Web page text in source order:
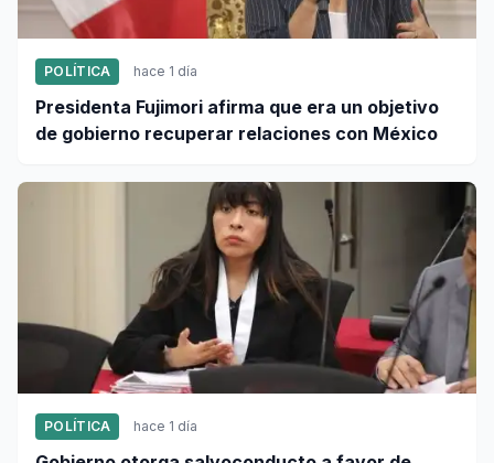
POLÍTICA hace 1 día
Presidenta Fujimori afirma que era un objetivo
de gobierno recuperar relaciones con México
POLÍTICA hace 1 día